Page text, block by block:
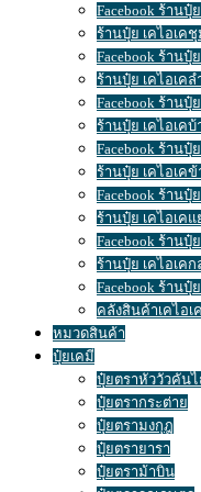
Facebook ร้าน
ร้านปุ๋ย เคไอเค
Facebook ร้าน
ร้านปุ๋ย เคไอเค
Facebook ร้าน
ร้านปุ๋ย เคไอเค
Facebook ร้าน
ร้านปุ๋ย เคไอเค
Facebook ร้าน
ร้านปุ๋ย เคไอเค
Facebook ร้าน
ร้านปุ๋ย เคไอเค
Facebook ร้าน
คลังสินค้าเคไอเค
หมวดสินค้า
ปุ๋ยเคมี
ปุ๋ยตราหัววัวคันไ
ปุ๋ยตรากระต่าย
ปุ๋ยตรามงกุฎ
ปุ๋ยตรายารา
ปุ๋ยตราม้าบิน